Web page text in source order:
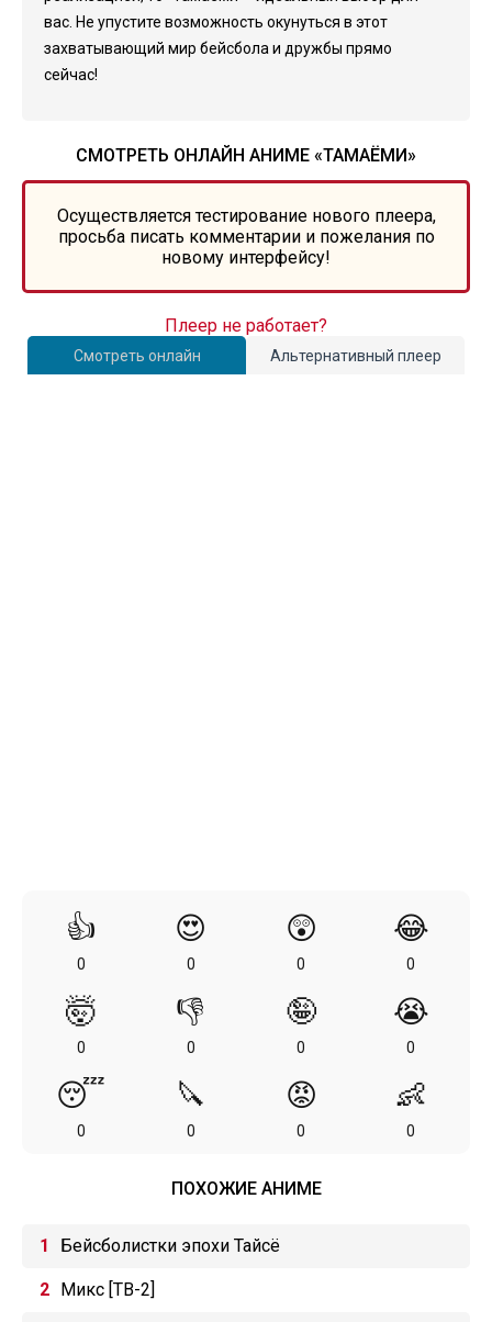
вас. Не упустите возможность окунуться в этот
захватывающий мир бейсбола и дружбы прямо
сейчас!
СМОТРЕТЬ ОНЛАЙН АНИМЕ «ТАМАЁМИ»
Осуществляется тестирование нового плеера,
просьба писать комментарии и пожелания по
новому интерфейсу!
Смотреть онлайн Альтернативный плеер
Плеер не работает?
👍
0
😍
0
😲
0
😂
0
🤯
0
👎
0
🤪
0
😭
0
😴
0
🔪
0
😡
0
👶
0
ПОХОЖИЕ АНИМЕ
Бейсболистки эпохи Тайсё
Микс [ТВ-2]